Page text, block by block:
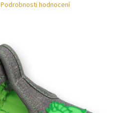
Podrobnosti hodnocení